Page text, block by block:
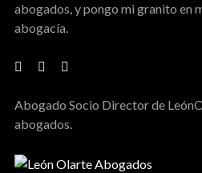
abogados, y pongo mi granito en
abogacía.
Abogado Socio Director de
abogados.